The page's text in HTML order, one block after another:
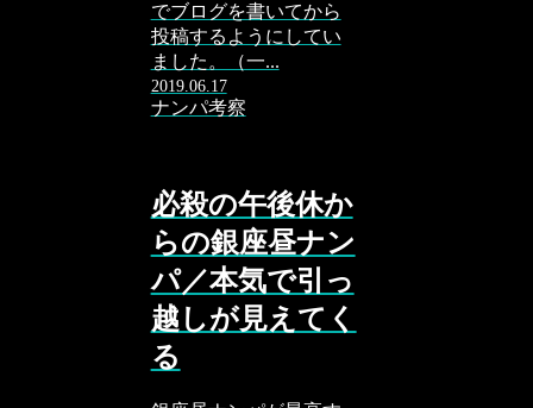
でブログを書いてから
投稿するようにしてい
ました。（一...
2019.06.17
ナンパ考察
必殺の午後休か
らの銀座昼ナン
パ／本気で引っ
越しが見えてく
る